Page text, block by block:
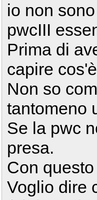
io non
pwcIII
Prima di
capire
Non so
tantomeno
Se la pwc
presa.
Con
Voglio dire